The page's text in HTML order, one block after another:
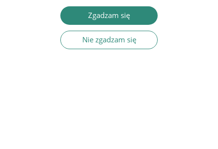
Zgadzam się
Nie zgadzam się
Słowo kluczowenastępstwa
Zaburzenia integracji sensorycznej u dzieci w